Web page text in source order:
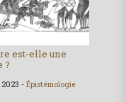
est-elle une
?
2023 - Épistémologie